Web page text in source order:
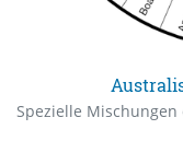
Spezielle